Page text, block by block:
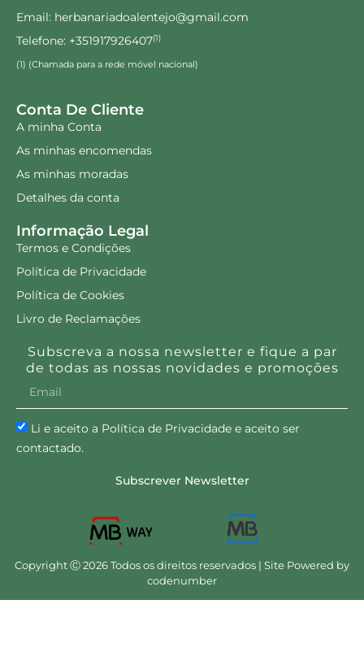
Email: herbanariadoalentejo@gmail.com
Telefone: +351917926407(1)
(1) (Chamada para a rede móvel nacional)
Conta De Cliente
A minha Conta
As minhas encomendas
As minhas moradas
Detalhes da conta
Informação Legal
Termos e Condições
Política de Privacidade
Política de Cookies
Livro de Reclamações
Subscreva a nossa newsletter e fique a par
de todas as nossas novidades e promoções
Li e aceito a Política de Privacidade e aceito ser
contactado.
Subscrever Newsletter
Copyright Ⓒ 2026 Todos os direitos reservados | Site Powered by
codenumber